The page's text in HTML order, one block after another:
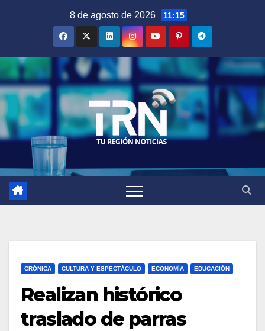
8 de agosto de 2026 11:15
CRÓNICA CULTURA Y ESPECTÁCULO ECONOMÍA EDUCACIÓN
Realizan histórico
traslado de parras